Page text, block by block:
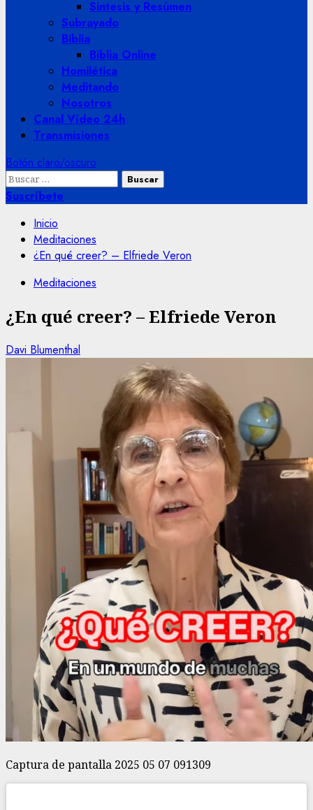
Sintesis y Resúmen
Subrayado
Biblia
Biblia Online
Homilética
Meditando
Nosotros
Canal Vídeo 24h
Transmisiones
Botón claro/oscuro
Buscar:
Suscríbete
Inicio
Meditaciones
¿En qué creer? – Elfriede Veron
Meditaciones
¿En qué creer? – Elfriede Veron
Davi Blumenthal
Captura de pantalla 2025 05 07 091309